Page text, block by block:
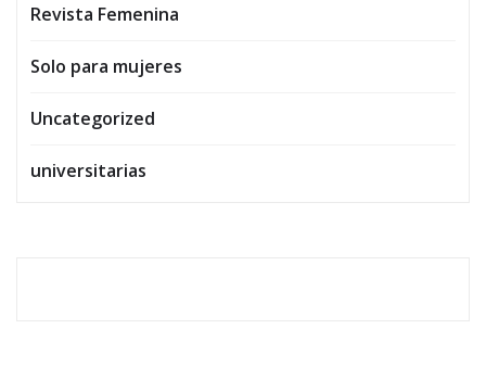
Revista Femenina
Solo para mujeres
Uncategorized
universitarias